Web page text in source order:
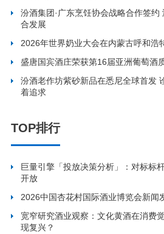
汾酒集团·广东烹饪协会战略合作签约
合发展
2026年世界奶业大会在内蒙古呼和浩
盛唐国宾酒庄荣获第16届亚洲葡萄酒
汾酒老作坊紫砂新品在悉尼全球首发
着追求
TOP排行
巨量引擎「投放决策分析」：对标标
开放
2026中国杏花村国际酒业博览会新闻
宽窄研究酒业观察：文化黄酒在消费
现复兴？